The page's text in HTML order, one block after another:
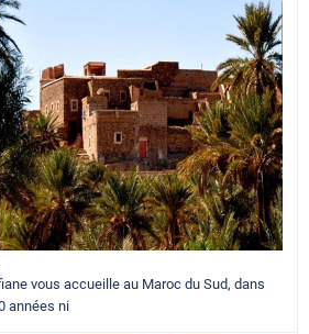
vous accueille au Maroc du Sud, dans
années ni